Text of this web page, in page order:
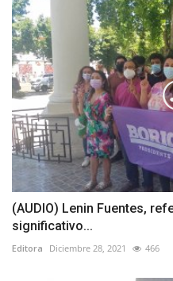
(AUDIO) Lenin Fuentes,
significativo...
Editora Diciembre 28, 2021 466